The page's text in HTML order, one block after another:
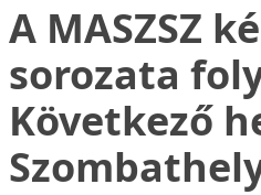
A MASZSZ
sorozata
Következő